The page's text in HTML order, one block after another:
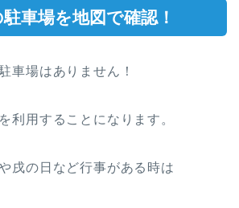
車場を地図で確認！
車場はありません！
利用することになります。
戌の日など行事がある時は